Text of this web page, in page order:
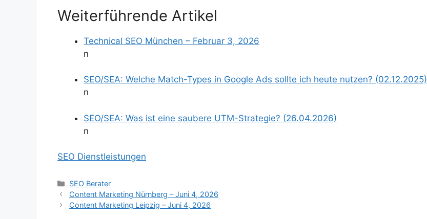
Weiterführende Artikel
Technical SEO München – Februar 3, 2026
n
SEO/SEA: Welche Match-Types in Google Ads sollte ich heute nutzen? (02.12.2025)
n
SEO/SEA: Was ist eine saubere UTM-Strategie? (26.04.2026)
n
SEO Dienstleistungen
Kategorien
SEO Berater
Content Marketing Nürnberg – Juni 4, 2026
Content Marketing Leipzig – Juni 4, 2026